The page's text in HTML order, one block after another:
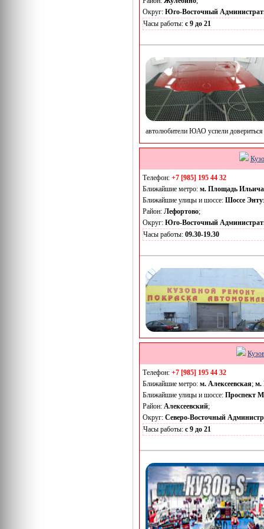
Округ: Юго-Восточный
Часы работы: с 9 до 21
автолюбители ЮАО успели
Телефон: +7 [985] 195 44 32
Ближайшие метро: м. Площадь Ильича
Ближайшие улицы и шоссе: Шоссе
Район: Лефортово;
Округ: Юго-Восточный
Часы работы: 09.30-19.30
Телефон: +7 [985] 195 44 32
Ближайшие метро: м. Алексеевская; м.
Ближайшие улицы и шоссе: Проспект
Район: Алексеевский;
Округ: Северо-Восточный
Часы работы: с 9 до 21